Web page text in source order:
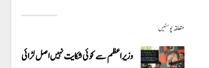
متعلقہ پوسٹیں
وزیراعظم سے کوئی شکایت نہیں اصل لڑائی